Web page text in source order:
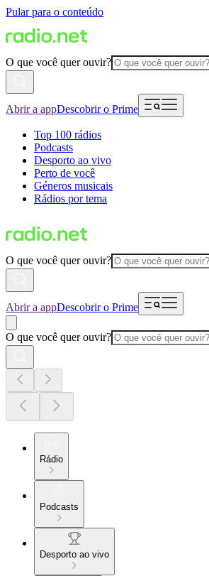
Pular para o conteúdo
O que você quer ouvir?
Abrir a appDescobrir o Prime
Top 100 rádios
Podcasts
Desporto ao vivo
Perto de você
Géneros musicais
Rádios por tema
O que você quer ouvir?
Abrir a appDescobrir o Prime
O que você quer ouvir?
Rádio
Podcasts
Desporto ao vivo